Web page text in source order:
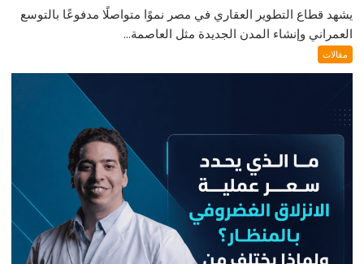
يشهد قطاع التطوير العقاري في مصر نموًا متواصلًا مدفوعًا بالتوسع
العمراني وإنشاء المدن الجديدة مثل العاصمة...
مقالات